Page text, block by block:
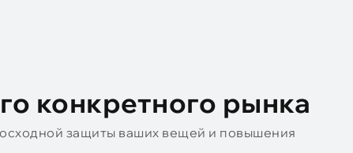
конкретного рынка
защиты ваших вещей и повышения